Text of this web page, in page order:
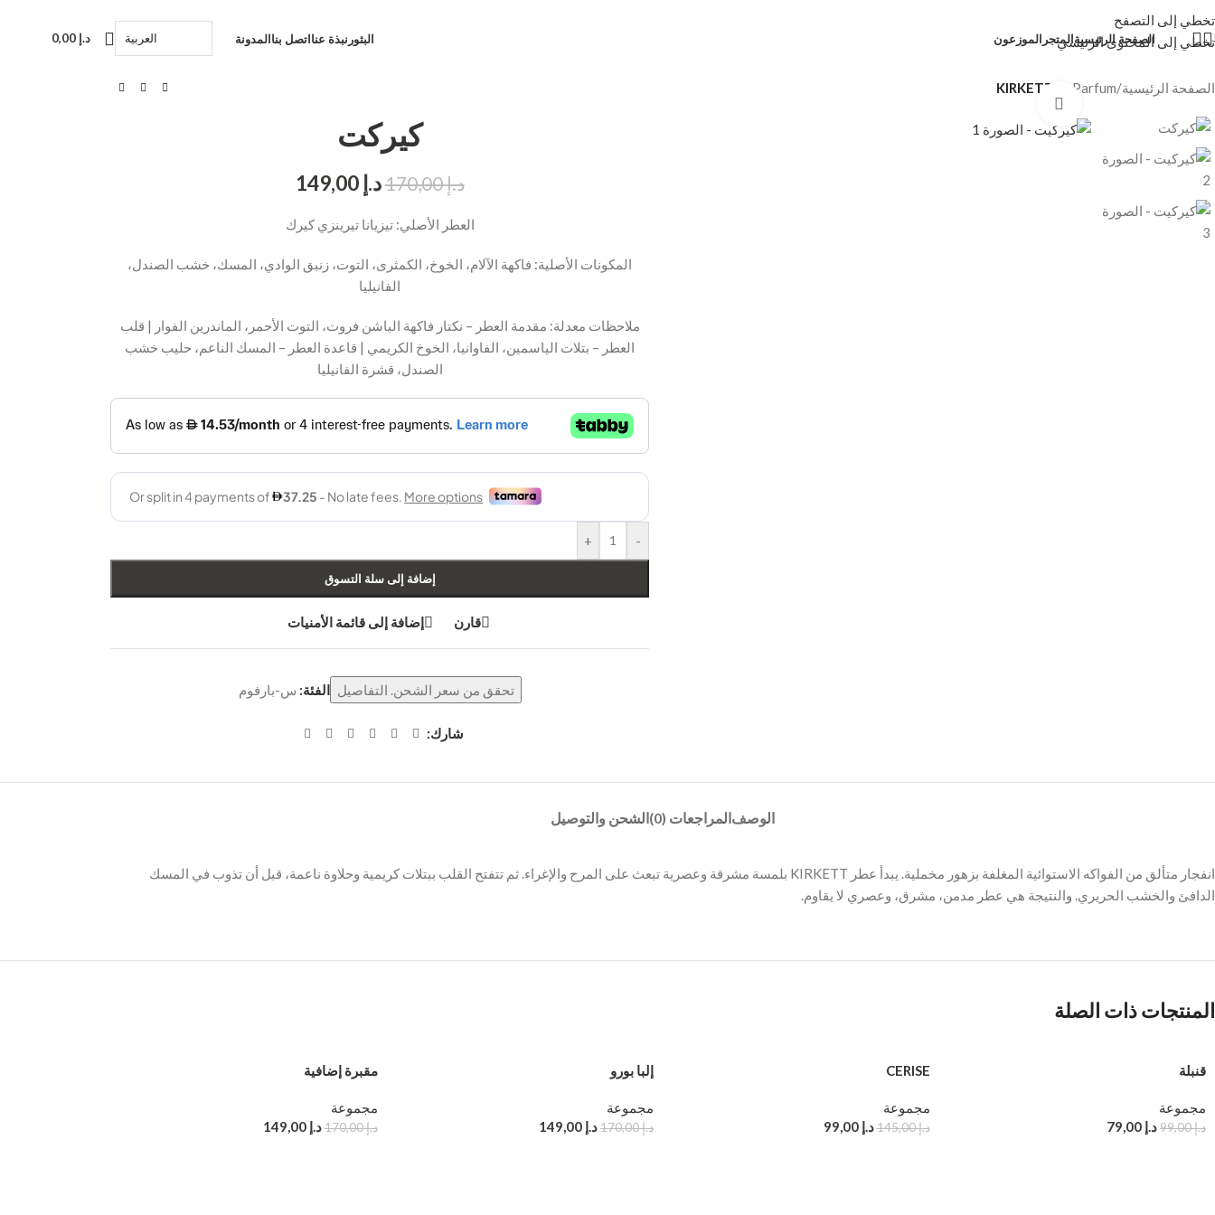
تخطي إلى التصفح
تخطي إلى المحتوى الرئيسي
الصفحة الرئيسيةالمتجر الموزعون البثور نبذة عنااتصل بناالمدونة العربية‏ د.إ
الصفحة الرئيسية/
S-Parfum
KIRKETT
كيركت
د.إ170,00 د.إ 149,00
العطر الأصلي: تيزيانا تيرينزي كيرك
المكونات الأصلية: فاكهة الآلام، الخوخ، الكمثرى، التوت، زنبق الوادي، المسك، خشب الصندل،
الفانيليا
ملاحظات معدلة: مقدمة العطر – نكتار فاكهة الباشن فروت، التوت الأحمر، الماندرين الفوار | قلب
العطر – بتلات الياسمين، الفاوانيا، الخوخ الكريمي | قاعدة العطر – المسك الناعم، حليب خشب
الصندل، قشرة الفانيليا
-
+
إضافة إلى سلة التسوق
قارن إضافة إلى قائمة الأمنيات
تحقق من سعر الشحن. التفاصيل الفئة: س-بارفوم
شارك:
الوصفالمراجعات (0) الشحن والتوصيل
انفجار متألق من الفواكه الاستوائية المغلفة بزهور مخملية. يبدأ عطر KIRKETT بلمسة مشرقة وعصرية تبعث على المرح والإغراء. ثم تتفتح القلب ببتلات كريمية وحلاوة ناعمة، قبل أن تذوب في المسك
الدافئ والخشب الحريري. والنتيجة هي عطر مدمن، مشرق، وعصري لا يقاوم.
المنتجات ذات الصلة
قنبلة
مجموعة
د.إ99,00 د.إ
CERISE
مجموعة
د.إ145,00 د.إ 99,00
إلبا بورو
مجموعة
د.إ170,00 د.إ
مقبرة إضافية
مجموعة
د.إ170,00 د.إ 149,00